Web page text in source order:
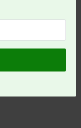
mediante